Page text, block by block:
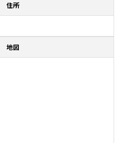
住所
地図